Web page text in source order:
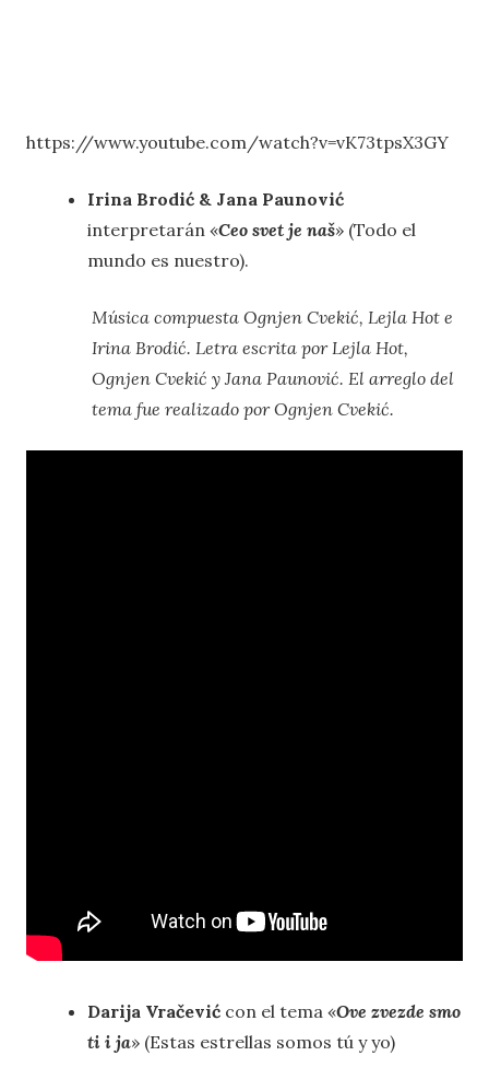
https://www.youtube.com/watch?v=vK73tpsX3GY
Irina Brodić & Jana Paunović
interpretarán «Ceo svet je naš» (Todo el
mundo es nuestro).
Música compuesta Ognjen Cvekić, Lejla Hot e
Irina Brodić. Letra escrita por Lejla Hot,
Ognjen Cvekić y Jana Paunović. El arreglo del
tema fue realizado por Ognjen Cvekić.
Darija Vračević con el tema «Ove zvezde smo
ti i ja» (Estas estrellas somos tú y yo)